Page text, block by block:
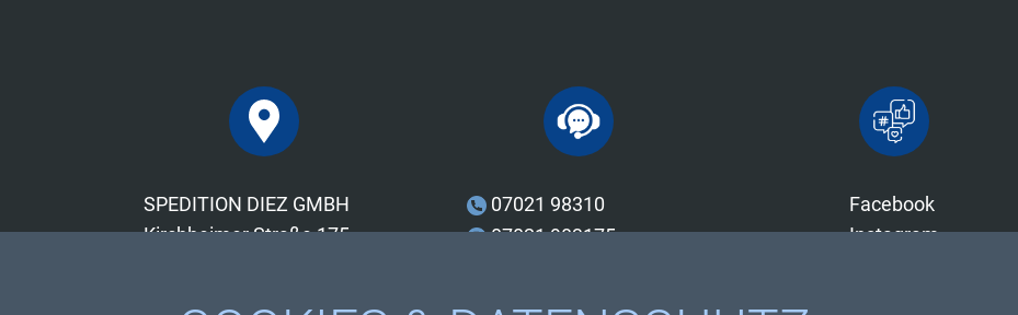
SPEDITION DIEZ GMBH
Kirchheimer Straße 175
07021 98310
07021 983175
Facebook
Instagram